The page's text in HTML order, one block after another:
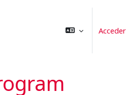
Acceder